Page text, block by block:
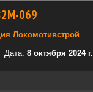
069
Локомотивстрой
8 октября 2024 г.